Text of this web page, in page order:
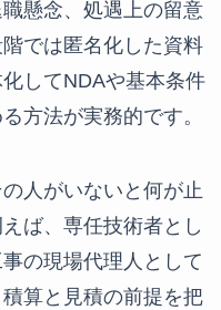
懸念、処遇上の留意
では匿名化した資料
してNDAや基本条件
方法が実務的です。
人がいないと何が止
ば、専任技術者とし
の現場代理人として
算と見積の前提を把